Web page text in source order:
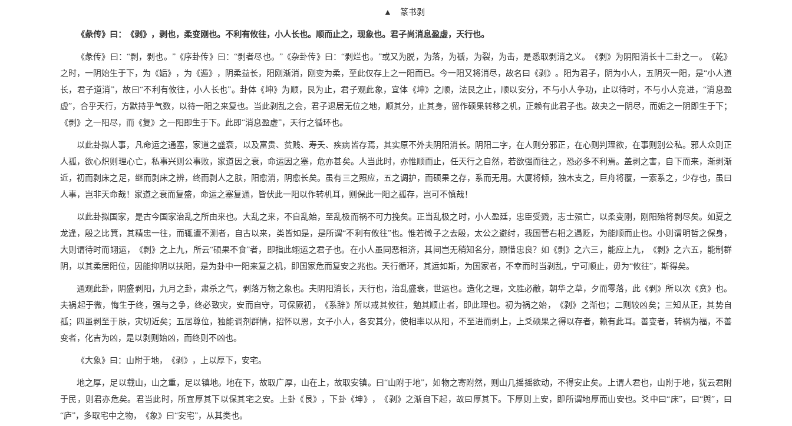
▲ 篆书剥
《彖传》曰：《剥》，剥也，柔变刚也。不利有攸往，小人长也。顺而止之，现象也。君子尚消息盈虚，天行也。
《彖传》曰：“剥，剥也。”《序卦传》曰：“剥者尽也。”《杂卦传》曰：“剥烂也。”或又为脱，为落，为褫，为裂，为击，是悉取剥消之义。《剥》为阴阳消长十二卦之一。《乾》
之时，一阴始生于下，为《姤》，为《遁》，阴柔益长，阳刚渐消，刚变为柔，至此仅存上之一阳而已。今一阳又将消尽，故名曰《剥》。阳为君子，阴为小人，五阴灭一阳，是“小人道
长，君子道消”，故曰“不利有攸往，小人长也”。卦体《坤》为顺，艮为止，君子观此象，宜体《坤》之顺，法艮之止，顺以安分，不与小人争功，止以待时，不与小人竞进，“消息盈
虚”，合乎天行，方默持乎气数，以待一阳之来复也。当此剥乱之会，君子退居无位之地，顺其分，止其身，留作硕果转移之机，正赖有此君子也。故夬之一阴尽，而姤之一阴即生于下；
《剥》之一阳尽，而《复》之一阳即生于下。此即“消息盈虚”，天行之循环也。
以此卦拟人事，凡命运之通塞，家道之盛衰，以及富贵、贫贱、寿夭、疾病皆存焉，其实原不外夫阴阳消长。阴阳二字，在人则分邪正，在心则判理欲，在事则别公私。邪人众则正
人孤，欲心炽则理心亡，私事兴则公事败，家道因之衰，命运因之塞，危亦甚矣。人当此时，亦惟顺而止，任天行之自然，若欲强而往之，恐必多不利焉。盖剥之害，自下而来，渐剥渐
近，初而剥床之足，继而剥床之辨，终而剥人之肤，阳愈消，阴愈长矣。虽有三之照应，五之调护，而硕果之存，系而无用。大厦将倾，独木支之，巨舟将覆，一索系之，少存也，虽曰
人事，岂非天命哉！家道之衰而复盛，命运之塞复通，皆伏此一阳以作转机耳，则保此一阳之孤存，岂可不慎哉！
以此卦拟国家，是古今国家治乱之所由来也。大乱之来，不自乱始，至乱极而祸不可力挽矣。正当乱极之时，小人盈廷，忠臣受戮，志士殒亡，以柔变刚，刚阳殆将剥尽矣。如夏之
龙逢，殷之比箕，其精忠一往，而辄遭不测者，自古以来，类皆如是，是所谓“不利有攸往”也。惟若微子之去殷，太公之避纣，我国菅右相之遇贬，为能顺而止也。小则谓明哲之保身，
大则谓待时而翊运，《剥》之上九，所云“硕果不食”者，即指此翊运之君子也。在小人虽同恶相济，其间岂无稍知名分，顾惜忠良？如《剥》之六三，能应上九，《剥》之六五，能制群
阴，以其柔居阳位，因能抑阴以扶阳，是为卦中一阳来复之机，即国家危而复安之兆也。天行循环，其运如斯，为国家者，不幸而时当剥乱，宁可顺止，毋为“攸往”，斯得矣。
通观此卦，阴盛剥阳，九月之卦，肃杀之气，剥落万物之象也。夫阴阳消长，天行也，治乱盛衰，世运也。造化之理，文胜必敝，朝华之草，夕而零落，此《剥》所以次《贲》也。
夫祸起于微，悔生于终，强与之争，终必致灾，安而自守，可保厥初，《系辞》所以戒其攸往，勉其顺止者，即此理也。初为祸之始，《剥》之渐也；二则较凶矣；三知从正，其势自
孤；四虽剥至于肤，灾切近矣；五居尊位，独能调剂群情，招怀以恩，女子小人，各安其分，使相率以从阳，不至进而剥上，上爻硕果之得以存者，赖有此耳。善变者，转祸为福，不善
变者，化吉为凶，是以剥则始凶，而终则不凶也。
《大象》曰：山附于地，《剥》，上以厚下，安宅。
地之厚，足以载山，山之重，足以镇地。地在下，故取广厚，山在上，故取安镇。曰“山附于地”，如物之寄附然，则山几摇摇欲动，不得安止矣。上谓人君也，山附于地，犹云君附
于民，则君亦危矣。君当此时，所宜厚其下以保其宅之安。上卦《艮》，下卦《坤》，《剥》之渐自下起，故曰厚其下。下厚则上安，即所谓地厚而山安也。爻中曰“床”，曰“舆”，曰
“庐”，多取宅中之物，《象》曰“安宅”，从其类也。